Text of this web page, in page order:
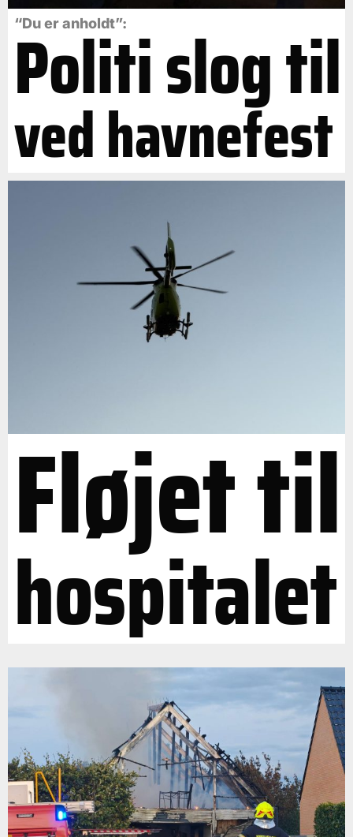
“Du er anholdt”:
Politi slog til
ved havnefest
Fløjet til
hospitalet